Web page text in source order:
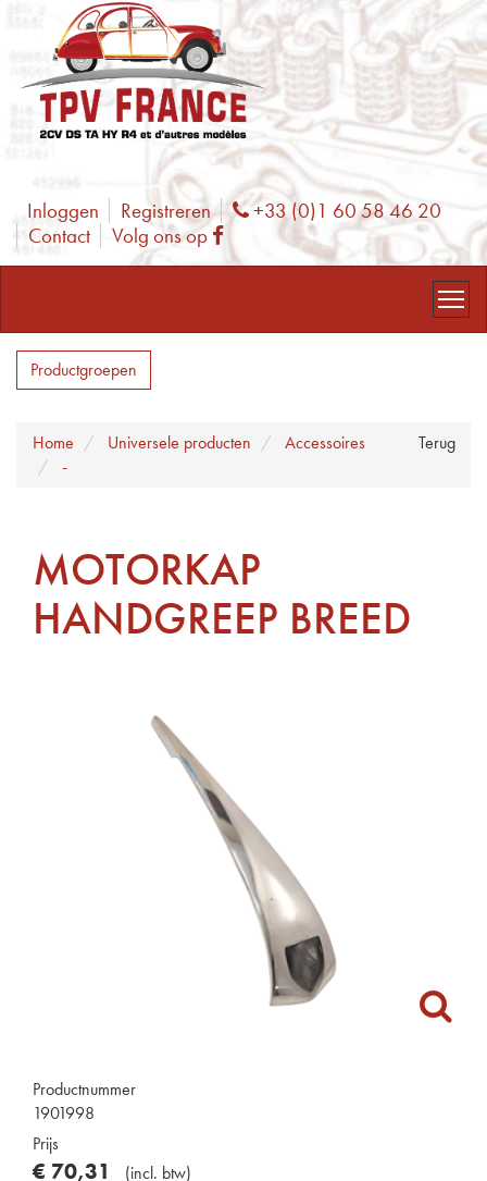
Inloggen Registreren Phone
+33 (0)1 60 58 46 20
Contact
Volg ons op Facebook
Productgroepen
Terug
Home Universele producten
Accessoires
-
MOTORKAP
HANDGREEP BREED
Productnummer
1901998
Prijs
€ 70,31 (incl. btw)